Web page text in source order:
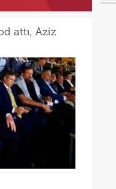
attı, Aziz